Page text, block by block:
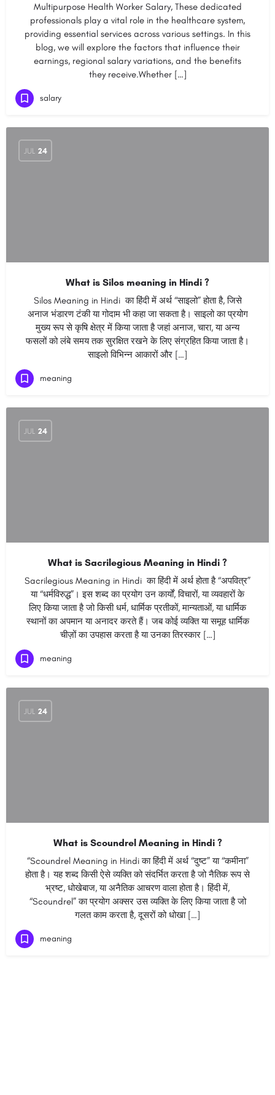
Multipurpose Health Worker Salary, These dedicated
professionals play a vital role in the healthcare system,
providing essential services across various settings. In this
blog, we will explore the factors that influence their
earnings, regional salary variations, and the benefits
they receive.Whether […]
salary
JUL 24
What is Silos meaning in Hindi ?
Silos Meaning in Hindi का हिंदी में अर्थ “साइलो” होता है, जिसे
अनाज भंडारण टंकी या गोदाम भी कहा जा सकता है। साइलो का प्रयोग
मुख्य रूप से कृषि क्षेत्र में किया जाता है जहां अनाज, चारा, या अन्य
फसलों को लंबे समय तक सुरक्षित रखने के लिए संग्रहित किया जाता है।
साइलो विभिन्न आकारों और […]
meaning
JUL 24
What is Sacrilegious Meaning in Hindi ?
Sacrilegious Meaning in Hindi का हिंदी में अर्थ होता है “अपवित्र”
या “धर्मविरुद्ध”। इस शब्द का प्रयोग उन कार्यों, विचारों, या व्यवहारों के
लिए किया जाता है जो किसी धर्म, धार्मिक प्रतीकों, मान्यताओं, या धार्मिक
स्थानों का अपमान या अनादर करते हैं। जब कोई व्यक्ति या समूह धार्मिक
चीज़ों का उपहास करता है या उनका तिरस्कार […]
meaning
JUL 24
What is Scoundrel Meaning in Hindi ?
“Scoundrel Meaning in Hindi का हिंदी में अर्थ “दुष्ट” या “कमीना”
होता है। यह शब्द किसी ऐसे व्यक्ति को संदर्भित करता है जो नैतिक रूप से
भ्रष्ट, धोखेबाज, या अनैतिक आचरण वाला होता है। हिंदी में,
“Scoundrel” का प्रयोग अक्सर उस व्यक्ति के लिए किया जाता है जो
गलत काम करता है, दूसरों को धोखा […]
meaning